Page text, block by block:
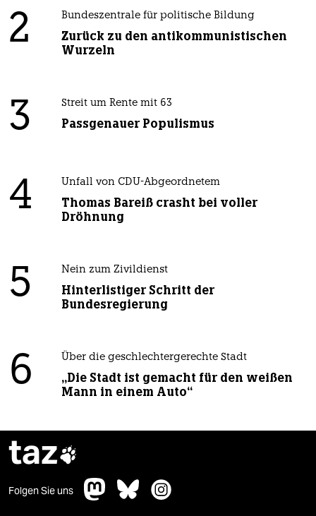
2 Bundeszentrale für politische Bildung
Zurück zu den antikommunistischen
Wurzeln
3 Streit um Rente mit 63
Passgenauer Populismus
4 Unfall von CDU-Abgeordnetem
Thomas Bareiß crasht bei voller
Dröhnung
5 Nein zum Zivildienst
Hinterlistiger Schritt der
Bundesregierung
6 Über die geschlechtergerechte Stadt
„Die Stadt ist gemacht für den weißen
Mann in einem Auto“
taz
Folgen Sie uns